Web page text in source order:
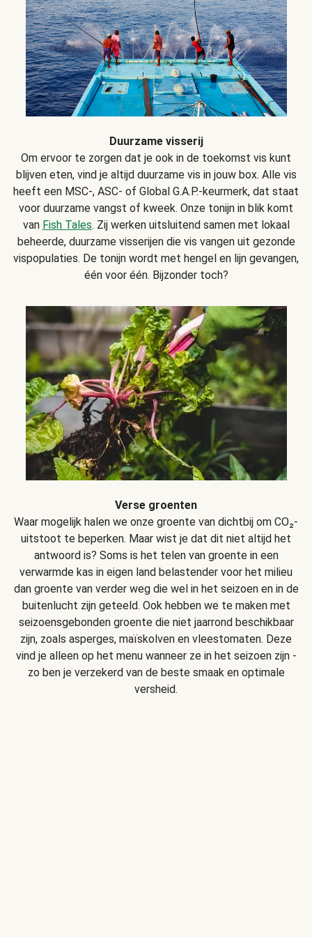
Duurzame visserij
Om ervoor te zorgen dat je ook in de toekomst vis kunt
blijven eten, vind je altijd duurzame vis in jouw box. Alle vis
heeft een MSC-, ASC- of Global G.A.P.-keurmerk, dat staat
voor duurzame vangst of kweek. Onze tonijn in blik komt
van Fish Tales. Zij werken uitsluitend samen met lokaal
beheerde, duurzame visserijen die vis vangen uit gezonde
vispopulaties. De tonijn wordt met hengel en lijn gevangen,
één voor één. Bijzonder toch?
Verse groenten
Waar mogelijk halen we onze groente van dichtbij om CO₂-
uitstoot te beperken. Maar wist je dat dit niet altijd het
antwoord is? Soms is het telen van groente in een
verwarmde kas in eigen land belastender voor het milieu
dan groente van verder weg die wel in het seizoen en in de
buitenlucht zijn geteeld. Ook hebben we te maken met
seizoensgebonden groente die niet jaarrond beschikbaar
zijn, zoals asperges, maïskolven en vleestomaten. Deze
vind je alleen op het menu wanneer ze in het seizoen zijn -
zo ben je verzekerd van de beste smaak en optimale
versheid.